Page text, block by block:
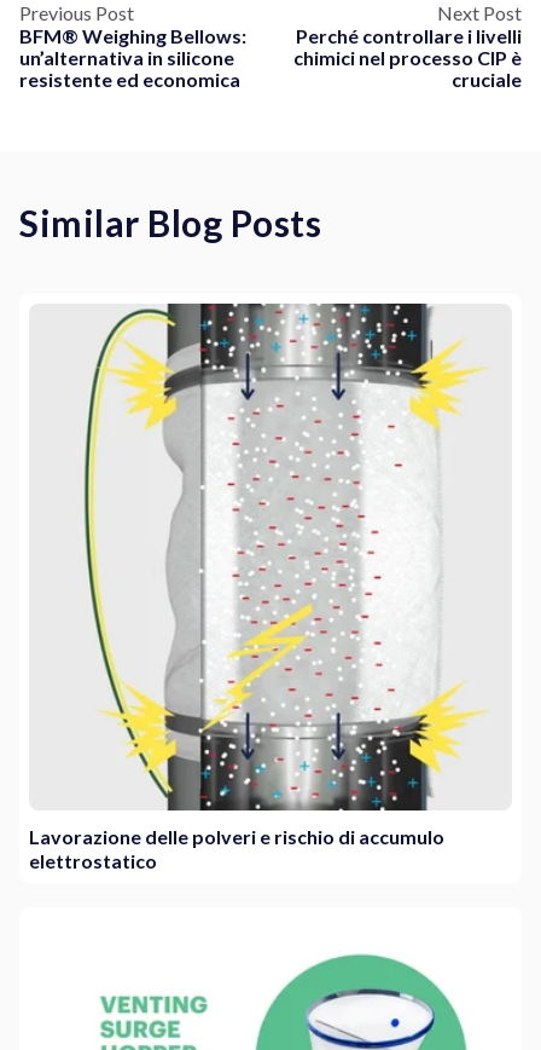
Previous Post
BFM® Weighing Bellows:
un’alternativa in silicone
resistente ed economica
Next Post
Perché controllare i livelli
chimici nel processo CIP è
cruciale
Similar Blog Posts
Lavorazione delle polveri e rischio di accumulo
elettrostatico